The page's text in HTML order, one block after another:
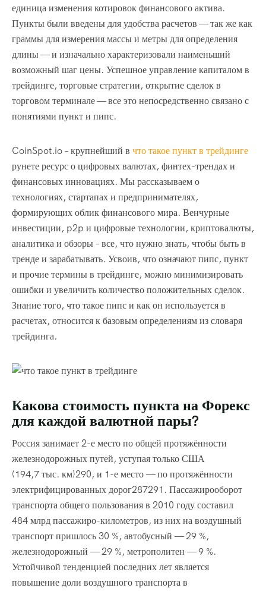
единица изменения котировок финансового актива.
Пункты были введены для удобства расчетов — так же как
граммы для измерения массы и метры для определения
длины — и изначально характеризовали наименьший
возможный шаг цены. Успешное управление капиталом в
трейдинге, торговые стратегии, открытие сделок в
торговом терминале — все это непосредственно связано с
понятиями пункт и пипс.
CoinSpot.io – крупнейший в что такое пункт в трейдинге
рунете ресурс о цифровых валютах, финтех-трендах и
финансовых инновациях. Мы рассказываем о
технологиях, стартапах и предпринимателях,
формирующих облик финансового мира. Венчурные
инвестиции, p2p и цифровые технологии, криптовалюты,
аналитика и обзоры – все, что нужно знать, чтобы быть в
тренде и зарабатывать. Усвоив, что означают пипс, пункт
и прочие термины в трейдинге, можно минимизировать
ошибки и увеличить количество положительных сделок.
Знание того, что такое пипс и как он используется в
расчетах, относится к базовым определениям из словаря
трейдинга.
Какова стоимость пункта на Форекс
для каждой валютной пары?
Россия занимает 2-е место по общей протяжённости
железнодорожных путей, уступая только США
(194,7 тыс. км)290, и 1-е место — по протяжённости
электрифицированных дорог287291. Пассажирооборот
транспорта общего пользования в 2010 году составил
484 млрд пассажиро-километров, из них на воздушный
транспорт пришлось 30 %, автобусный — 29 %,
железнодорожный — 29 %, метрополитен — 9 %.
Устойчивой тенденцией последних лет является
повышение доли воздушного транспорта в